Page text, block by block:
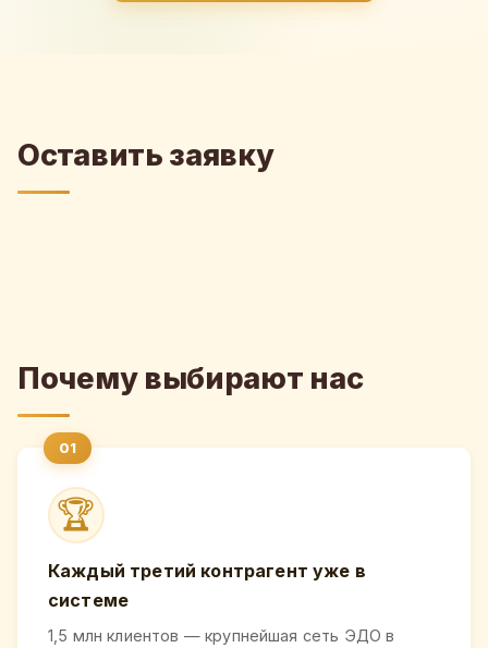
Оставить заявку
Почему выбирают нас
🏆
Каждый третий контрагент уже в
системе
1,5 млн клиентов — крупнейшая сеть ЭДО в